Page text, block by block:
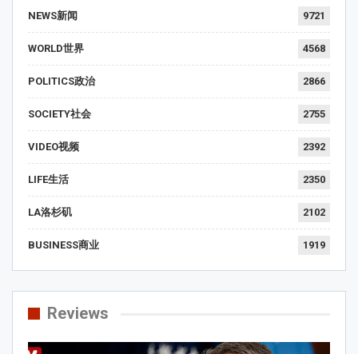
NEWS新闻 9721
WORLD世界 4568
POLITICS政治 2866
SOCIETY社会 2755
VIDEO视频 2392
LIFE生活 2350
LA洛杉矶 2102
BUSINESS商业 1919
Reviews